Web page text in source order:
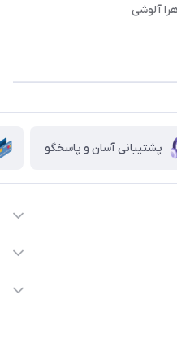
آلوشی
پشتیبانی آسان و پاسخگو